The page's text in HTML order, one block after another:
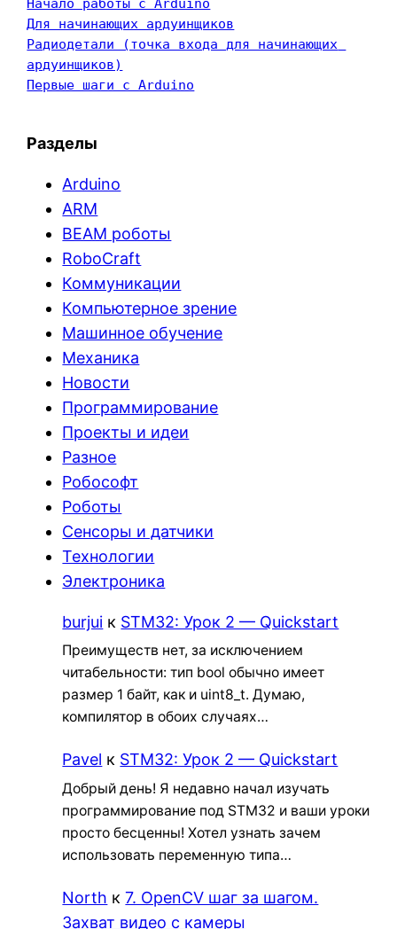
Для начинающих ардуинщиков
Радиодетали (точка входа для начинающих
ардуинщиков)
Первые шаги с Arduino
Разделы
Arduino
ARM
BEAM роботы
RoboCraft
Коммуникации
Компьютерное зрение
Машинное обучение
Механика
Новости
Программирование
Проекты и идеи
Разное
Робософт
Роботы
Сенсоры и датчики
Технологии
Электроника
burjui к STM32: Урок 2 — Quickstart
Преимуществ нет, за исключением
читабельности: тип bool обычно имеет
размер 1 байт, как и uint8_t. Думаю,
компилятор в обоих случаях…
Pavel к STM32: Урок 2 — Quickstart
Добрый день! Я недавно начал изучать
программирование под STM32 и ваши уроки
просто бесценны! Хотел узнать зачем
использовать переменную типа…
North к7. OpenCV шаг за шагом.
Захват видео с камеры